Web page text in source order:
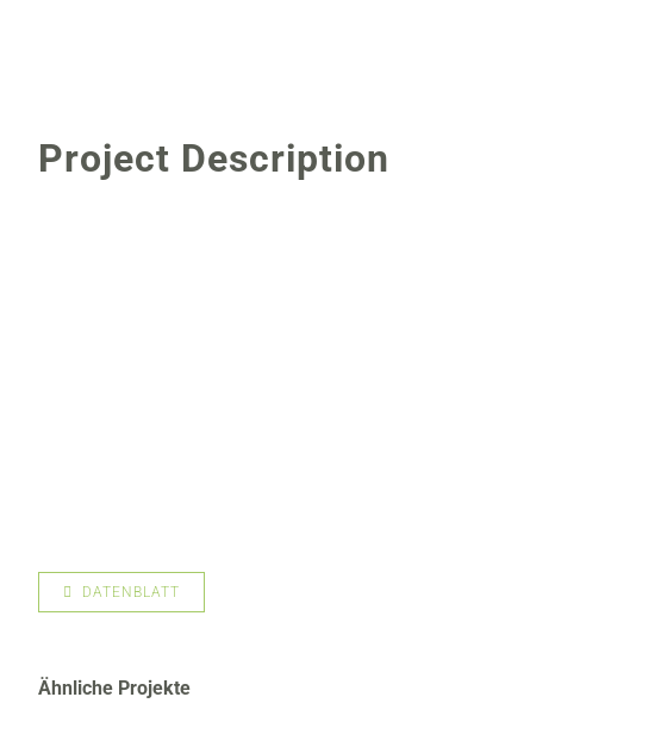
Project Description
DATENBLATT
Ähnliche Projekte